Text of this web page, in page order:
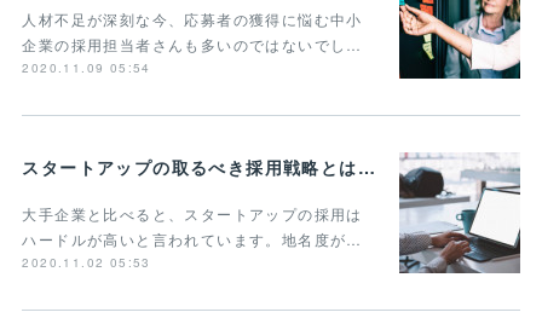
人材不足が深刻な今、応募者の獲得に悩む中小
企業の採用担当者さんも多いのではないでし…
2020.11.09 05:54
スタートアップの取るべき採用戦略とは？3つの重要ポイントを紹介
大手企業と比べると、スタートアップの採用は
ハードルが高いと言われています。地名度が…
2020.11.02 05:53